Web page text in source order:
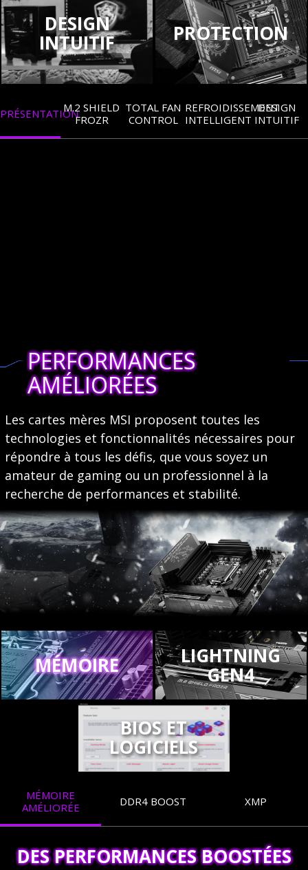
DESIGN
INTUITIF PROTECTION
PRÉSENTATIONM.2 SHIELD
FROZR
TOTAL FAN
CONTROL
REFROIDISSEMENT
INTELLIGENT
DESIGN
INTUITIF
PERFORMANCES
AMÉLIORÉES
Les cartes mères MSI proposent toutes les
technologies et fonctionnalités nécessaires pour
répondre à tous les défis, que vous soyez un
amateur de gaming ou un professionnel à la
recherche de performances et stabilité.
MÉMOIRE LIGHTNING
GEN4
BIOS ET
LOGICIELS
MÉMOIRE
AMÉLIORÉE
DDR4 BOOST XMP
DES PERFORMANCES BOOSTÉES